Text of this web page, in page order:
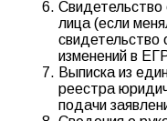
Свидетельство
лица (если
свидетельство
изменений в
Выписка из
реестра
подачи